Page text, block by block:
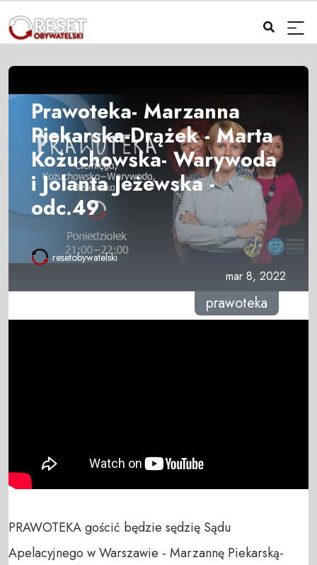
Prawoteka- Marzanna
Piekarska-Drążek - Marta
Kożuchowska- Warywoda
i Jolanta Jeżewska -
odc.49
resetobywatelski
mar 8, 2022
prawoteka
PRAWOTEKA gościć będzie sędzię Sądu
Apelacyjnego w Warszawie - Marzannę Piekarską-